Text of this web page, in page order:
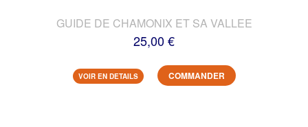
GUIDE DE CHAMONIX ET SA VALLEE
25,00 €
VOIR EN DETAILS COMMANDER